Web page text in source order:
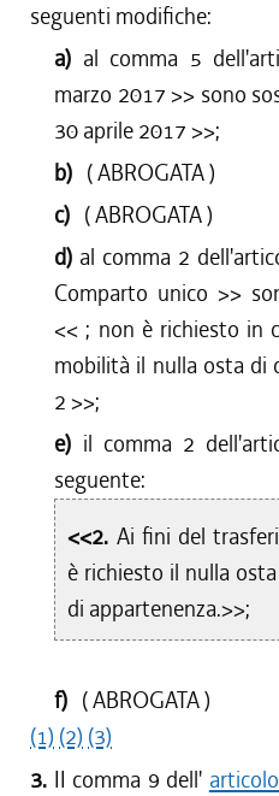
seguenti modifiche:
a) al comma 5
marzo 2017 >> sono
30 aprile 2017 >>;
b) ( ABROGATA )
c) ( ABROGATA )
d) al comma 2
Comparto unico >>
<<; non è richiesto in
mobilità il nulla osta di
2 >>;
e) il comma 2
seguente:
<<2. Ai fini del
è richiesto il nulla
di appartenenza.>>;
f) ( ABROGATA )
(1) (2) (3)
3. II comma 9 dell'